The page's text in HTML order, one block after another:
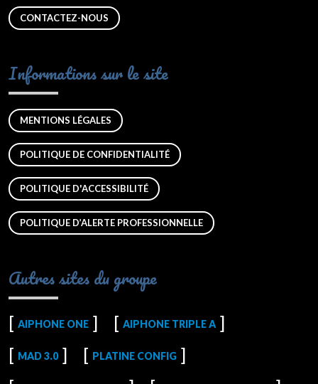
CONTACTEZ-NOUS
Informations sur le site
MENTIONS LÉGALES
POLITIQUE DE CONFIDENTIALITÉ
POLITIQUE D'ACCESSIBILITÉ
POLITIQUE D’ALERTE PROFESSIONNELLE
Autres sites du groupe
AIPHONE ONE AIPHONE TRIPLE A
MAD 3.0 PLATINE CONFIG